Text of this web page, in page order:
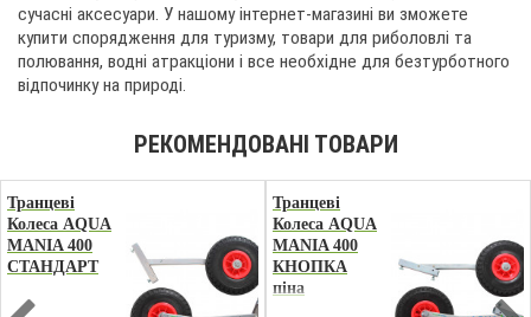
сучасні аксесуари. У нашому інтернет-магазині ви зможете
купити спорядження для туризму, товари для риболовлі та
полювання, водні атракціони і все необхідне для безтурботного
відпочинку на природі.
Транцеві
Колеса AQUA
MANIA 400
СТАНДАРТ
Транцеві
Колеса AQUA
MANIA 400
КНОПКА
піна